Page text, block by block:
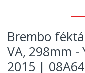
Brembo
VA, 298mm -
2015 |